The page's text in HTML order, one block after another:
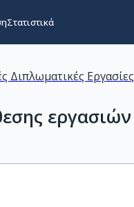
Στατιστικά
Διπλωματικές Εργασίες
εργασιών